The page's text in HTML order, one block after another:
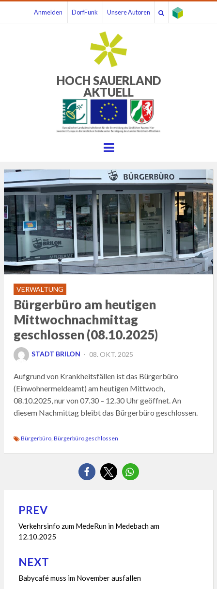
Anmelden DorfFunk Unsere Autoren
HOCH SAUERLAND
AKTUELL
Menu
VERWALTUNG
Bürgerbüro am heutigen
Mittwochnachmittag
geschlossen (08.10.2025)
STADT BRILON
POSTED
08. OKT. 2025
Aufgrund von Krankheitsfällen ist das Bürgerbüro
(Einwohnermeldeamt) am heutigen Mittwoch,
08.10.2025, nur von 07.30 – 12.30 Uhr geöffnet. An
diesem Nachmittag bleibt das Bürgerbüro geschlossen.
Bürgerbüro, Bürgerbüro geschlossen
Beitragsnavigation
PREV
Verkehrsinfo zum MedeRun in Medebach am
12.10.2025
NEXT
Babycafé muss im November ausfallen